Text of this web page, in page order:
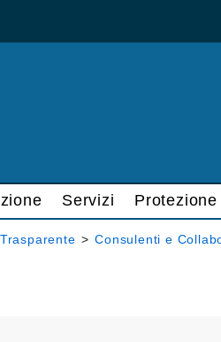
Servizi
> Consulenti e